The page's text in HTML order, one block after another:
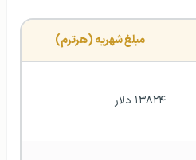
مبلغ شهریه (هرترم)